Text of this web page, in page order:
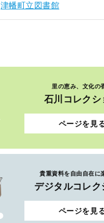
津幡町立図書館
里の恵み、文化の
石川コレクシ
ページを見
貴重資料を自由自在に
デジタルコレク
ページを見